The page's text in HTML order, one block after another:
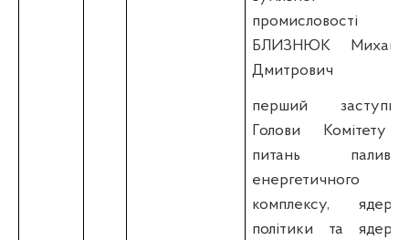
промисловості
БЛИЗНЮК
Дмитрович
перший
Голови Комітету
питань
енергетичного
комплексу,
політики та